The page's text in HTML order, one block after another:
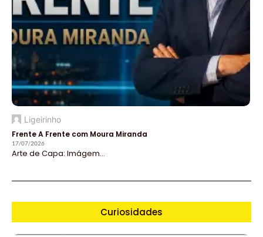
Ligeirinho
Frente A Frente com Moura Miranda
17/07/2026
Arte de Capa: Imágem...
Curiosidades